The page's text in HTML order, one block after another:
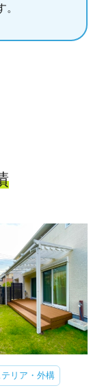
リア・外構